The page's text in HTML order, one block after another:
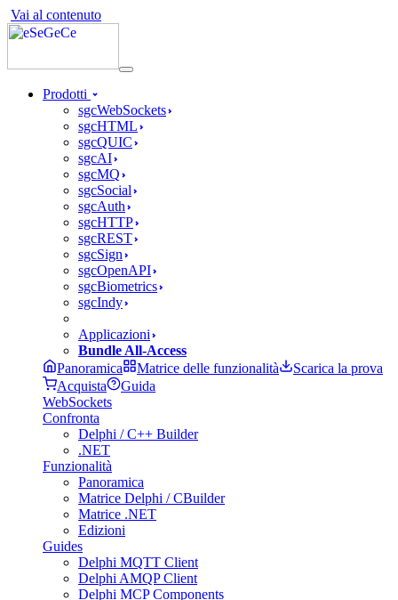
Vai al contenuto
Prodotti
sgcWebSockets
sgcHTML
sgcQUIC
sgcAI
sgcMQ
sgcSocial
sgcAuth
sgcHTTP
sgcREST
sgcSign
sgcOpenAPI
sgcBiometrics
sgcIndy
Applicazioni
Bundle All-Access
Panoramica
Matrice delle funzionalità
Scarica la prova
Acquista
Guida
WebSockets
Confronta
Delphi / C++ Builder
.NET
Funzionalità
Panoramica
Matrice Delphi / CBuilder
Matrice .NET
Edizioni
Guides
Delphi MQTT Client
Delphi AMQP Client
Delphi MCP Components